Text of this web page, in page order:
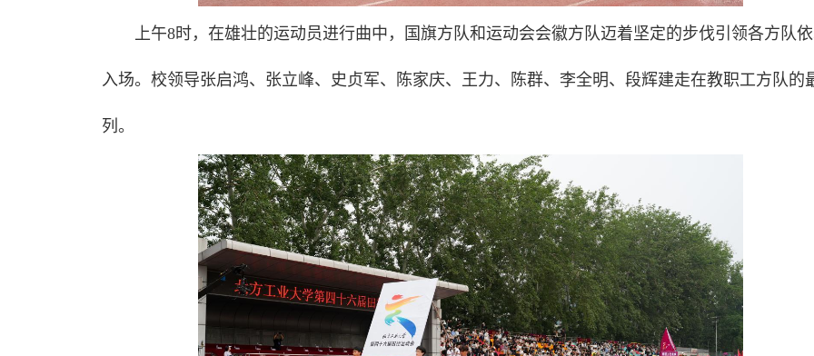
上午8时，在雄壮的运动员进行曲中，国旗方队和运动会会徽方队迈着坚定的步伐引领各方队
入场。校领导张启鸿、张立峰、史贞军、陈家庆、王力、陈群、李全明、段辉建走在教职工方队的
列。